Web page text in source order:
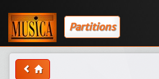
Partitions